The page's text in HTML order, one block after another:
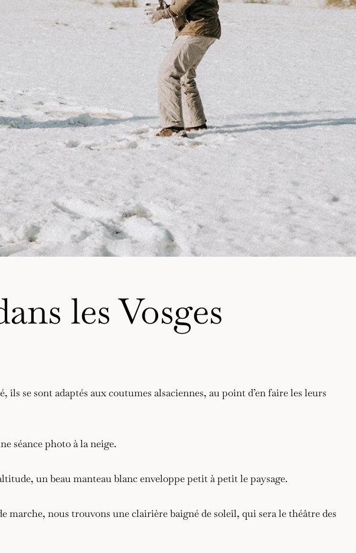
les Vosges
ils se sont adaptés aux coutumes alsaciennes, au point d’en faire les leurs
séance photo à la neige.
un beau manteau blanc enveloppe petit à petit le paysage.
nous trouvons une clairière baigné de soleil, qui sera le théâtre des